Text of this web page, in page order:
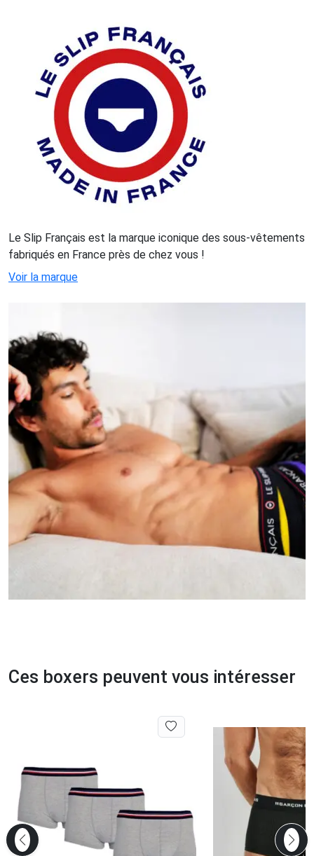
Le Slip Français est la marque iconique des sous-vêtements
fabriqués en France près de chez vous !
Voir la marque
Ces boxers peuvent vous intéresser